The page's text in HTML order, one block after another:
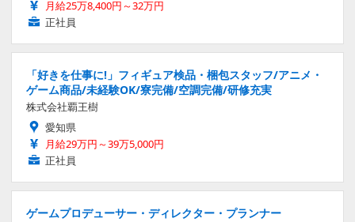
月給25万8,400円～32万円
正社員
「好きを仕事に!」フィギュア検品・梱包スタッフ/アニメ・
ゲーム商品/未経験OK/寮完備/空調完備/研修充実
株式会社覇王樹
愛知県
月給29万円～39万5,000円
正社員
ゲームプロデューサー・ディレクター・プランナー